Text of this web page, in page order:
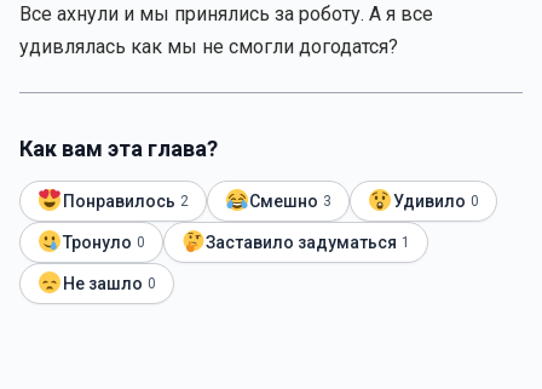
Все ахнули и мы принялись за роботу. А я все
удивлялась как мы не смогли догодатся?
Как вам эта глава?
Понравилось 2 Смешно 3 Удивило 0
Тронуло 0 Заставило задуматься 1
Не зашло 0